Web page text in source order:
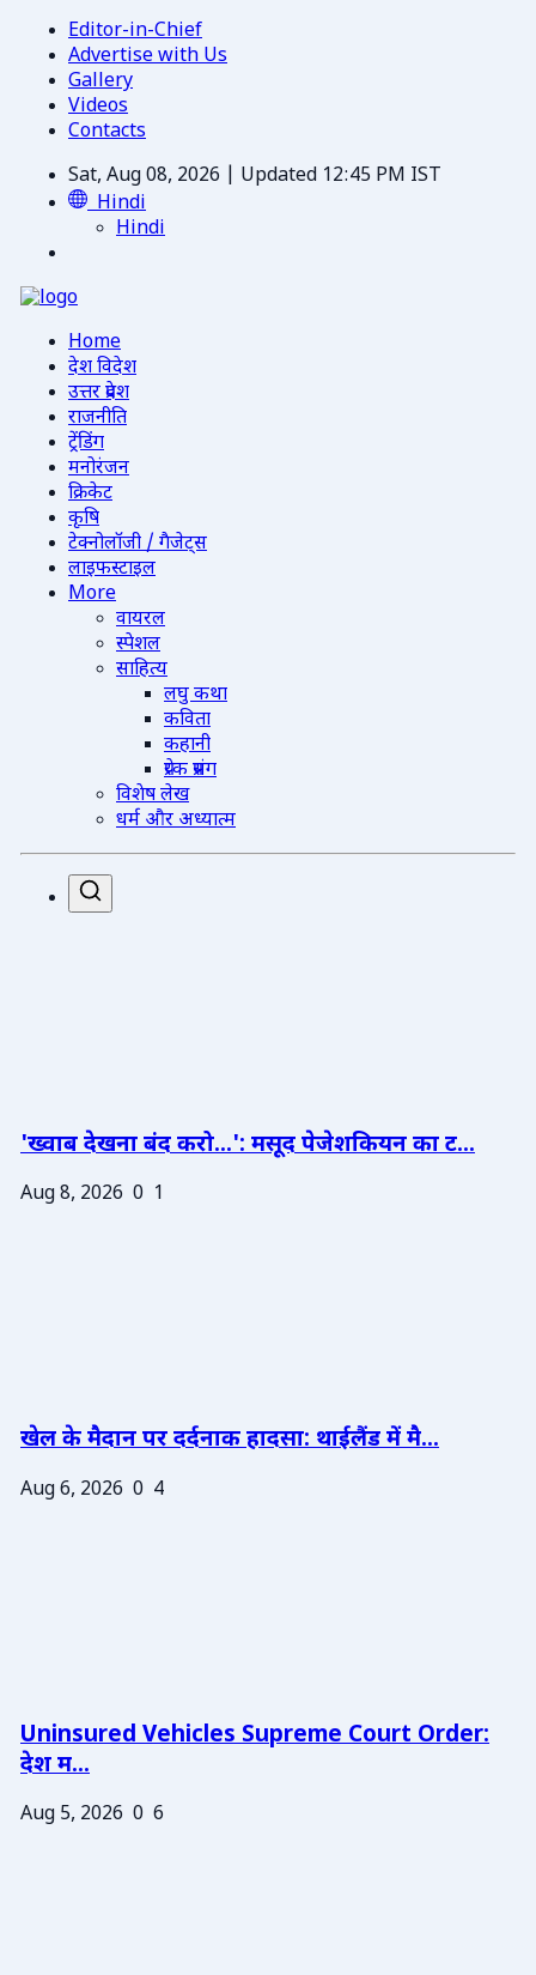
Editor-in-Chief
Advertise with Us
Gallery
Videos
Contacts
Sat, Aug 08, 2026 | Updated 12:45 PM IST
Hindi
Hindi
Home
देश विदेश
उत्तर प्रदेश
राजनीति
ट्रेंडिंग
मनोरंजन
क्रिकेट
कृषि
टेक्नोलॉजी / गैजेट्स
लाइफस्टाइल
More
वायरल
स्पेशल
साहित्य
लघु कथा
कविता
कहानी
प्रेरक प्रसंग
विशेष लेख
धर्म और अध्यात्म
'ख्वाब देखना बंद करो...': मसूद पेजेशकियन का ट...
Aug 8, 2026 0 1
खेल के मैदान पर दर्दनाक हादसा: थाईलैंड में मै...
Aug 6, 2026 0 4
Uninsured Vehicles Supreme Court Order:
देश म...
Aug 5, 2026 0 6